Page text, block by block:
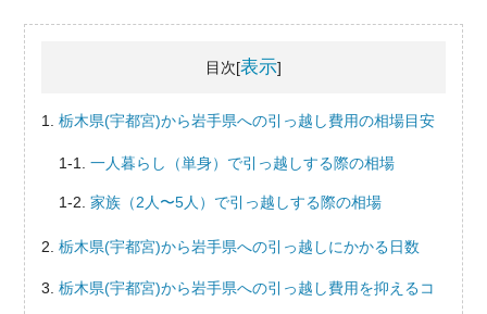
目次[表示]
栃木県(宇都宮)から岩手県への引っ越し費用の相場目安
一人暮らし（単身）で引っ越しする際の相場
家族（2人〜5人）で引っ越しする際の相場
栃木県(宇都宮)から岩手県への引っ越しにかかる日数
栃木県(宇都宮)から岩手県への引っ越し費用を抑えるコ